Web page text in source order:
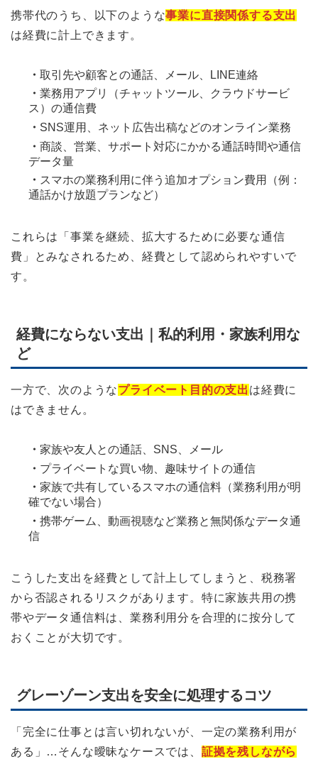
携帯代のうち、以下のような事業に直接関係する支出
は経費に計上できます。
・ 取引先や顧客との通話、メール、LINE連絡
・ 業務用アプリ（チャットツール、クラウドサービ
ス）の通信費
・ SNS運用、ネット広告出稿などのオンライン業務
・ 商談、営業、サポート対応にかかる通話時間や通信
データ量
・ スマホの業務利用に伴う追加オプション費用（例：
通話かけ放題プランなど）
これらは「事業を継続、拡大するために必要な通信
費」とみなされるため、経費として認められやすいで
す。
経費にならない支出｜私的利用・家族利用な
ど
一方で、次のようなプライベート目的の支出は経費に
はできません。
・ 家族や友人との通話、SNS、メール
・ プライベートな買い物、趣味サイトの通信
・ 家族で共有しているスマホの通信料（業務利用が明
確でない場合）
・ 携帯ゲーム、動画視聴など業務と無関係なデータ通
信
こうした支出を経費として計上してしまうと、税務署
から否認されるリスクがあります。特に家族共用の携
帯やデータ通信料は、業務利用分を合理的に按分して
おくことが大切です。
グレーゾーン支出を安全に処理するコツ
「完全に仕事とは言い切れないが、一定の業務利用が
ある」…そんな曖昧なケースでは、 証拠を残しながら